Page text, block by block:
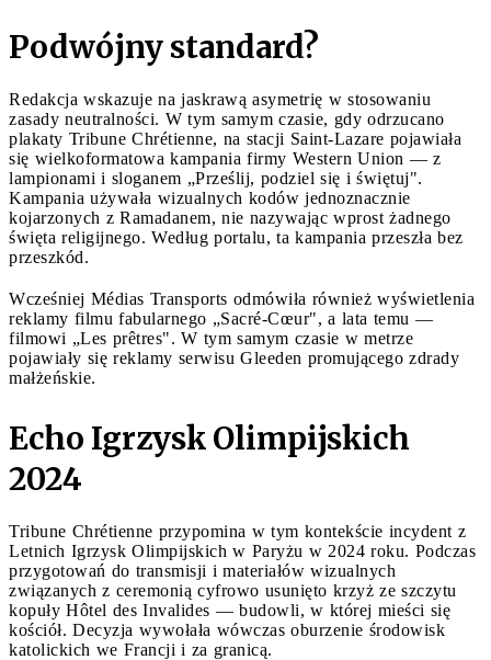
Podwójny standard?
Redakcja wskazuje na jaskrawą asymetrię w stosowaniu
zasady neutralności. W tym samym czasie, gdy odrzucano
plakaty Tribune Chrétienne, na stacji Saint-Lazare pojawiała
się wielkoformatowa kampania firmy Western Union — z
lampionami i sloganem „Prześlij, podziel się i świętuj".
Kampania używała wizualnych kodów jednoznacznie
kojarzonych z Ramadanem, nie nazywając wprost żadnego
święta religijnego. Według portalu, ta kampania przeszła bez
przeszkód.
Wcześniej Médias Transports odmówiła również wyświetlenia
reklamy filmu fabularnego „Sacré-Cœur", a lata temu —
filmowi „Les prêtres". W tym samym czasie w metrze
pojawiały się reklamy serwisu Gleeden promującego zdrady
małżeńskie.
Echo Igrzysk Olimpijskich
2024
Tribune Chrétienne przypomina w tym kontekście incydent z
Letnich Igrzysk Olimpijskich w Paryżu w 2024 roku. Podczas
przygotowań do transmisji i materiałów wizualnych
związanych z ceremonią cyfrowo usunięto krzyż ze szczytu
kopuły Hôtel des Invalides — budowli, w której mieści się
kościół. Decyzja wywołała wówczas oburzenie środowisk
katolickich we Francji i za granicą.